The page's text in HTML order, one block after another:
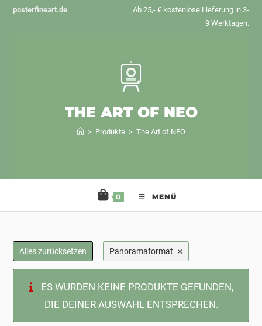
Zumposterfineart.de
Ab 25,- € kostenlose Lieferung in 3-
9 Werktagen.
THE ART OF NEO
> Produkte > The Art of NEO
0 MENÜ
Alles zurücksetzen Panoramaformat ×
ES WURDEN KEINE PRODUKTE GEFUNDEN,
DIE DEINER AUSWAHL ENTSPRECHEN.